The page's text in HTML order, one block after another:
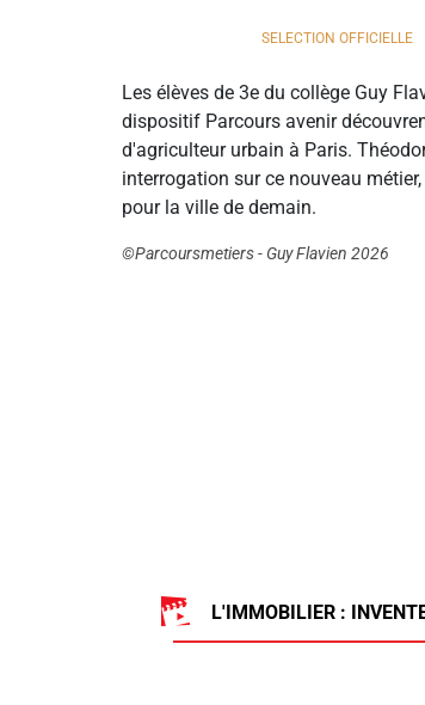
SELECTION OFFICIELLE
Les élèves de 3e du collège Guy
dispositif Parcours avenir
d'agriculteur urbain à Paris.
interrogation sur ce nouveau
pour la ville de demain.
©Parcoursmetiers - Guy Flavien 2026
L'IMMOBILIER :